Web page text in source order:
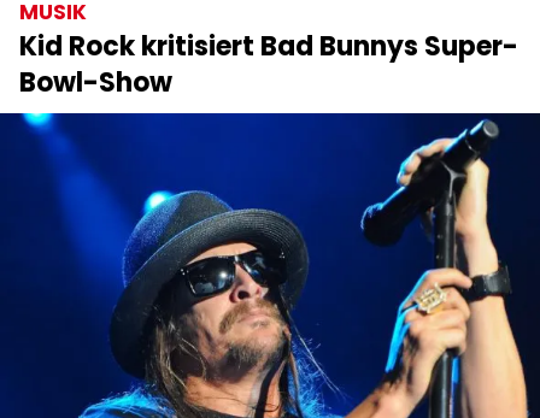
MUSIK
Kid Rock kritisiert Bad Bunnys Super-
Bowl-Show